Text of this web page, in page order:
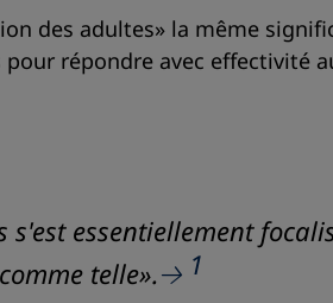
des adultes» la même
répondre avec effectivité
essentiellement
telle».
1